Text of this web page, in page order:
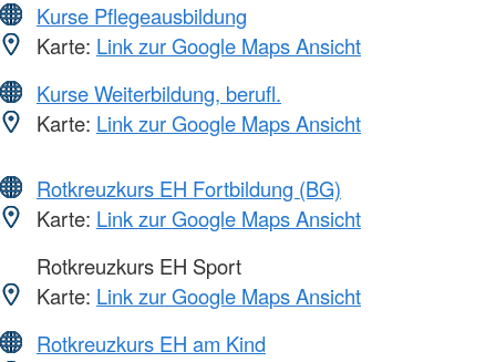
Kurse Pflegeausbildung
Karte: Link zur Google Maps Ansicht
Kurse Weiterbildung, berufl.
Karte: Link zur Google Maps Ansicht
Rotkreuzkurs EH Fortbildung (BG)
Karte: Link zur Google Maps Ansicht
Rotkreuzkurs EH Sport
Karte: Link zur Google Maps Ansicht
Rotkreuzkurs EH am Kind